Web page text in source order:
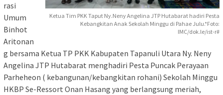
Ketua Tim PKK Taput Ny.Neny Angelina JTP Hutabarat hadiri Pesta
Kebangkitan Anak Sekolah Minggu di Pahae Julu.*Foto:
IMC/dok.le/ist-r#
rasi
Umum
Binhot
Aritonan
g bersama Ketua TP PKK Kabupaten Tapanuli Utara Ny. Neny
Angelina JTP Hutabarat menghadiri Pesta Puncak Perayaan
Parheheon ( kebangunan/kebangkitan rohani) Sekolah Minggu
HKBP Se-Ressort Onan Hasang yang berlangsung meriah,